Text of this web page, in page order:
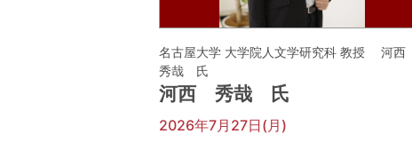
名古屋大学 大学院人文学研究科 教授 河西
秀哉 氏
河西 秀哉 氏
2026年7月27日(月)